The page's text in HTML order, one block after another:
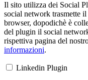
Il sito utilizza dei Social
social network trasmette
browser, dopodichè è
del plugin il social
rispettiva pagina del
informazioni.
Linkedin Plugin